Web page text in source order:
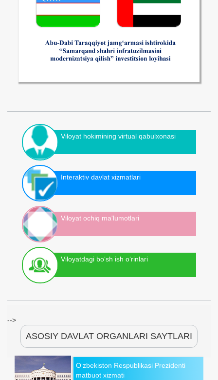
Viloyat hokimining virtual qabulxonasi
Interaktiv davlat xizmatlari
Viloyat ochiq ma'lumotlari
Viloyatdagi bo‘sh ish o‘rinlari
-->
ASOSIY DAVLAT ORGANLARI SAYTLARI
O‘zbekiston Respublikasi Prezidenti
matbuot xizmati